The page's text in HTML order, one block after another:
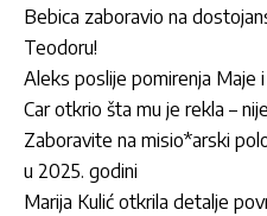
Bebica zaboravio na
Teodoru!
Aleks poslije pomirenja Maje
Car otkrio šta mu je rekla –
Zaboravite na misio*arski
u 2025. godini
Marija Kulić otkrila detalje